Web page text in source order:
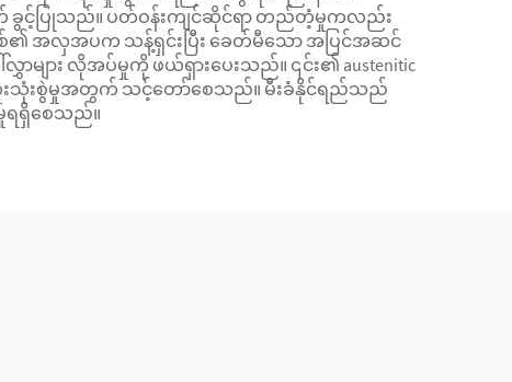
တွက် ခွင့်ပြုသည်။ ပတ်ဝန်းကျင်ဆိုင်ရာ တည်တံ့မှုကလည်း
၏ အလှအပက သန့်ရှင်းပြီး ခေတ်မီသော အပြင်အဆင်
များ လိုအပ်မှုကို ဖယ်ရှားပေးသည်။ ၎င်း၏ austenitic
အထူးသုံးစွဲမှုအတွက် သင့်တော်စေသည်။ မီးခံနိုင်ရည်သည်
ရရှိစေသည်။